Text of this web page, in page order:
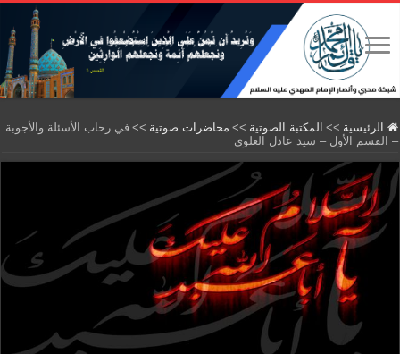
الرئيسية >> المكتبة الصوتية >> محاضرات صوتية >> في رحاب الأسئلة والأجوبة
– القسم الأول – سيد عادل العلوي